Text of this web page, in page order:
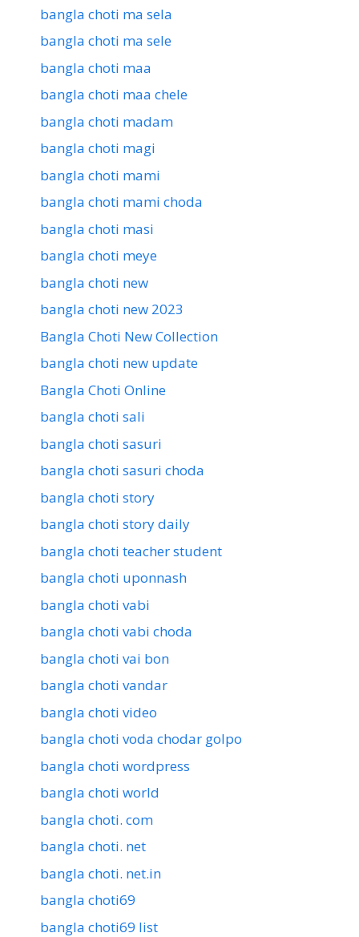
bangla choti ma sela
bangla choti ma sele
bangla choti maa
bangla choti maa chele
bangla choti madam
bangla choti magi
bangla choti mami
bangla choti mami choda
bangla choti masi
bangla choti meye
bangla choti new
bangla choti new 2023
Bangla Choti New Collection
bangla choti new update
Bangla Choti Online
bangla choti sali
bangla choti sasuri
bangla choti sasuri choda
bangla choti story
bangla choti story daily
bangla choti teacher student
bangla choti uponnash
bangla choti vabi
bangla choti vabi choda
bangla choti vai bon
bangla choti vandar
bangla choti video
bangla choti voda chodar golpo
bangla choti wordpress
bangla choti world
bangla choti. com
bangla choti. net
bangla choti. net.in
bangla choti69
bangla choti69 list